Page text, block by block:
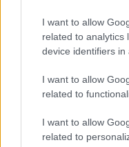
I want to allow
related to analytics
device identifiers in
I want to allow
related to
I want to allow
related to